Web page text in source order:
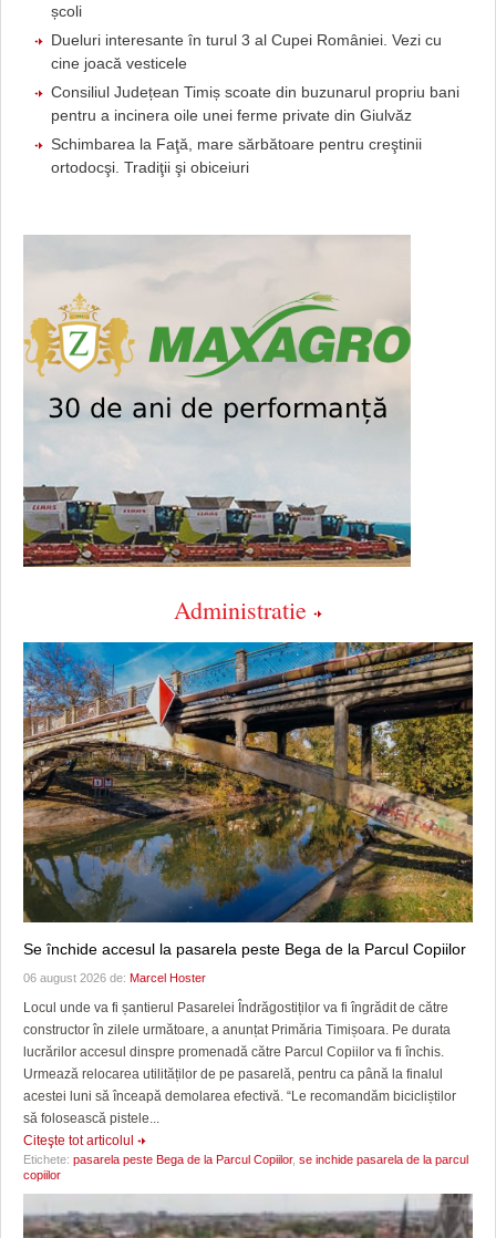
școli
Dueluri interesante în turul 3 al Cupei României. Vezi cu
cine joacă vesticele
Consiliul Județean Timiș scoate din buzunarul propriu bani
pentru a incinera oile unei ferme private din Giulvăz
Schimbarea la Faţă, mare sărbătoare pentru creştinii
ortodocşi. Tradiţii şi obiceiuri
Administratie
Se închide accesul la pasarela peste Bega de la Parcul Copiilor
06 august 2026 de: Marcel Hoster
Locul unde va fi șantierul Pasarelei Îndrăgostiților va fi îngrădit de către
constructor în zilele următoare, a anunțat Primăria Timișoara. Pe durata
lucrărilor accesul dinspre promenadă către Parcul Copiilor va fi închis.
Urmează relocarea utilităților de pe pasarelă, pentru ca până la finalul
acestei luni să înceapă demolarea efectivă. “Le recomandăm bicicliștilor
să folosească pistele...
Citeşte tot articolul
Etichete: pasarela peste Bega de la Parcul Copiilor, se inchide pasarela de la parcul
copiilor